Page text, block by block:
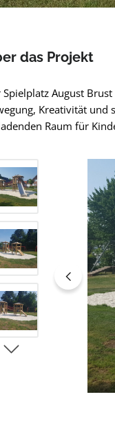
das Projekt
Spielplatz August
Kreativität und
Raum für
überspringen